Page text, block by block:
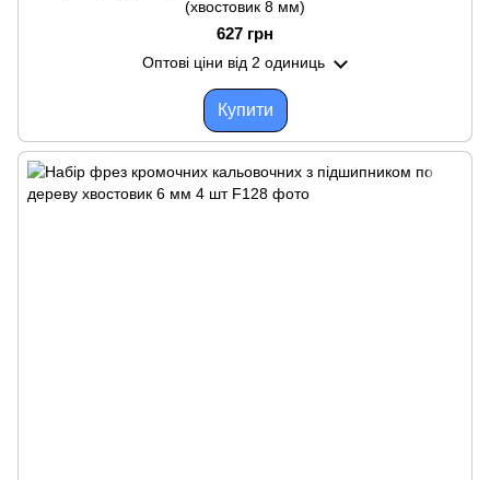
(хвостовик 8 мм)
627 грн
Оптові ціни від 2 одиниць
Купити